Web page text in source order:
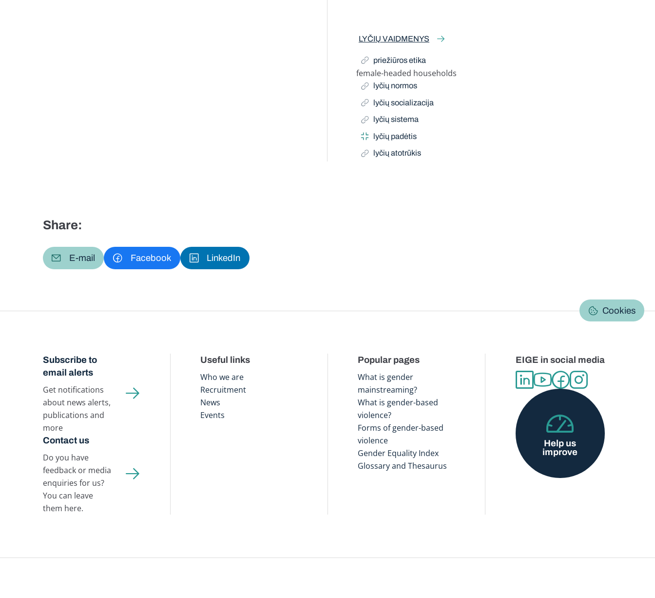
LYČIŲ VAIDMENYS
priežiūros etika
female-headed households
Related Term
lyčių normos
lyčių socializacija
lyčių sistema
lyčių padėtis
lyčių atotrūkis
Share:
E-mail Facebook LinkedIn
Cookies
Subscribe to
email alerts
Get notifications
about news alerts,
publications and
more
Contact us
Do you have
feedback or media
enquiries for us?
You can leave
them here.
Useful links
Who we are
Recruitment
News
Events
Popular pages
What is gender
mainstreaming?
What is gender-based
violence?
Forms of gender-based
violence
Gender Equality Index
Glossary and Thesaurus
EIGE in social media
Help us
improve